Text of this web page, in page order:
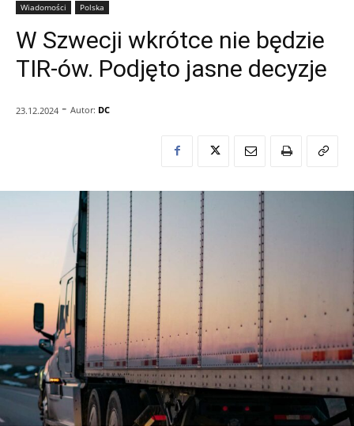
Wiadomości Polska
W Szwecji wkrótce nie będzie
TIR-ów. Podjęto jasne decyzje
23.12.2024 - Autor: DC